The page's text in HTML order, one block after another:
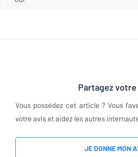
Partagez
Vous possédez cet article ? Vous
votre avis et aidez les autres
JE DONNE MON